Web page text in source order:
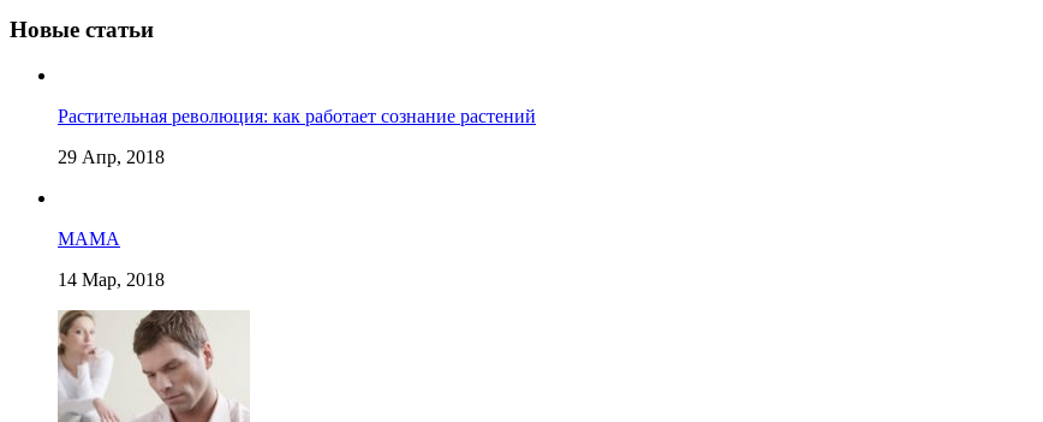
Новые статьи
Растительная революция: как работает сознание растений
29 Апр, 2018
МАМА
14 Мар, 2018